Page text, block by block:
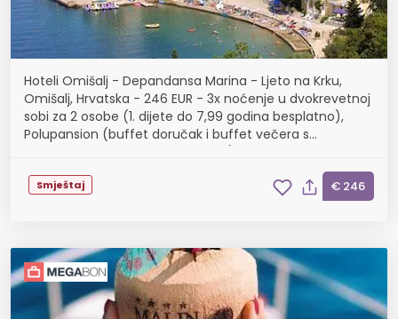
Hoteli Omišalj - Depandansa Marina - Ljeto na Krku,
Omišalj, Hrvatska - 246 EUR - 3x noćenje u dvokrevetnoj
sobi za 2 osobe (1. dijete do 7,99 godina besplatno),
Polupansion (buffet doručak i buffet večera s
Smještaj € 246